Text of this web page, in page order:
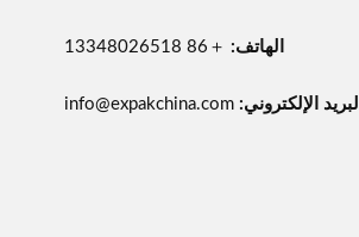
الهاتف: ＋86 13348026518
البريد الإلكتروني: info@expakchina.com